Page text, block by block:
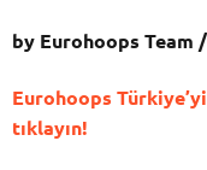
by Eurohoops Team /
Eurohoops
tıklayın!